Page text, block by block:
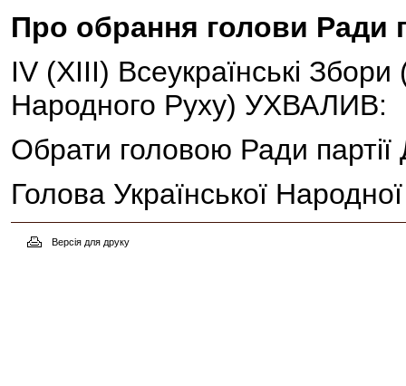
Про обрання голови Ради
IV (XIII) Всеукраїнські Збори
Народного Руху) УХВАЛИВ:
Обрати головою Ради
Голова Української
Версія для друку